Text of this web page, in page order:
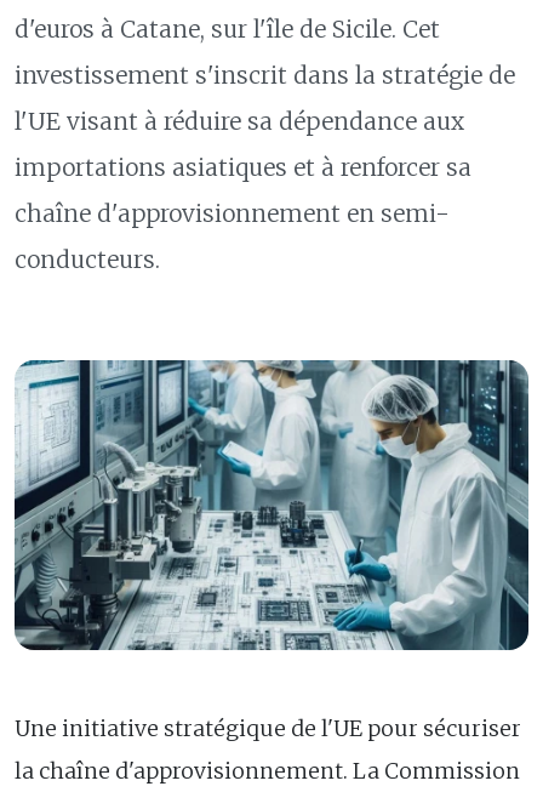
d'euros à Catane, sur l'île de Sicile. Cet
investissement s'inscrit dans la stratégie de
l'UE visant à réduire sa dépendance aux
importations asiatiques et à renforcer sa
chaîne d'approvisionnement en semi-
conducteurs.
Une initiative stratégique de l'UE pour sécuriser
la chaîne d'approvisionnement. La Commission